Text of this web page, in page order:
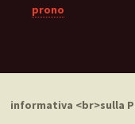
prono
informativa <br>sulla